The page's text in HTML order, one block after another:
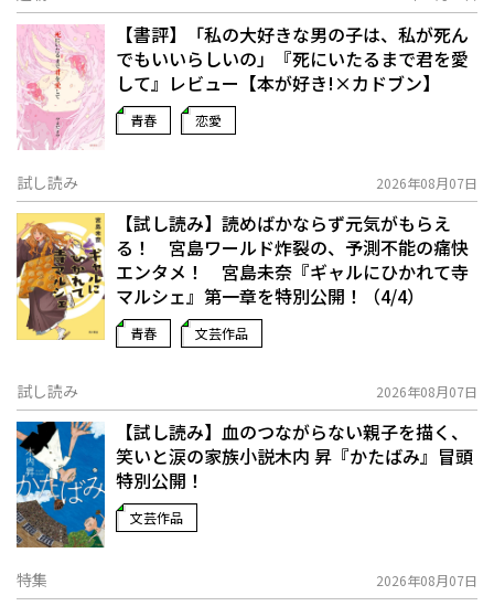
【書評】「私の大好きな男の子は、私が死ん
でもいいらしいの」――『死にいたるまで君を愛
して』レビュー【本が好き!×カドブン】
青春 恋愛
試し読み 2026年08月07日
【試し読み】読めばかならず元気がもらえ
る！ 宮島ワールド炸裂の、予測不能の痛快
エンタメ！ 宮島未奈『ギャルにひかれて寺
マルシェ』第一章を特別公開！（4/4）
青春 文芸作品
試し読み 2026年08月07日
【試し読み】血のつながらない親子を描く、
笑いと涙の家族小説――木内 昇『かたばみ』冒頭
特別公開！
文芸作品
特集 2026年08月07日